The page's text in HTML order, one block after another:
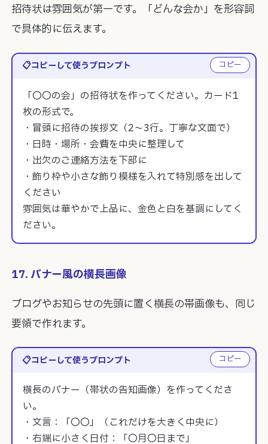
招待状は雰囲気が第一です。「どんな会か」を形容詞
で具体的に伝えます。
コピーして使うプロンプト
「〇〇の会」の招待状を作ってください。カード1
枚の形式で。
・冒頭に招待の挨拶文（2〜3行。丁寧な文面で）
・日時・場所・会費を中央に整理して
・出欠のご連絡方法を下部に
・飾り枠や小さな飾り模様を入れて特別感を出して
ください
雰囲気は華やかで上品に、金色と白を基調にしてく
ださい。
コピー
17. バナー風の横長画像
ブログやお知らせの先頭に置く横長の帯画像も、同じ
要領で作れます。
コピーして使うプロンプト
横長のバナー（帯状の告知画像）を作ってくださ
い。
・文言：「〇〇」（これだけを大きく中央に）
・右端に小さく日付：「〇月〇日まで」
コピー